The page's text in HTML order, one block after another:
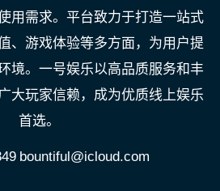
用需求。平台致力于打造一站式
、游戏体验等多方面，为用户提
境。一号娱乐以高品质服务和丰
大玩家信赖，成为优质线上娱乐
首选。
bountiful@icloud.com